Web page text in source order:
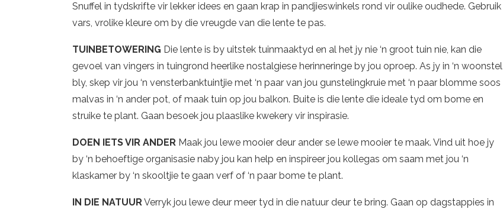
Snuffel in tydskrifte vir lekker idees en gaan krap in pandjieswinkels rond vir oulike oudhede. Gebruik
vars, vrolike kleure om by die vreugde van die lente te pas.
TUINBETOWERING Die lente is by uitstek tuinmaaktyd en al het jy nie ‘n groot tuin nie, kan die
gevoel van vingers in tuingrond heerlike nostalgiese herinneringe by jou oproep. As jy in ‘n woonstel
bly, skep vir jou ‘n vensterbanktuintjie met ‘n paar van jou gunstelingkruie met ‘n paar blomme soos
malvas in ‘n ander pot, of maak tuin op jou balkon. Buite is die lente die ideale tyd om bome en
struike te plant. Gaan besoek jou plaaslike kwekery vir inspirasie.
DOEN IETS VIR ANDER Maak jou lewe mooier deur ander se lewe mooier te maak. Vind uit hoe jy
by ‘n behoeftige organisasie naby jou kan help en inspireer jou kollegas om saam met jou ‘n
klaskamer by ‘n skooltjie te gaan verf of ‘n paar bome te plant.
IN DIE NATUURVerryk jou lewe deur meer tyd in die natuur deur te bring. Gaan op dagstappies in